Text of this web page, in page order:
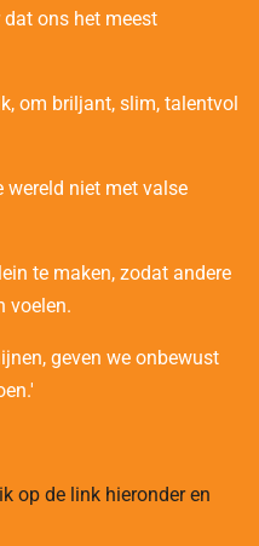
ons het meest
om briljant, slim, talentvol
niet met valse
te maken, zodat andere
voelen.
geven we onbewust
op de link hieronder en